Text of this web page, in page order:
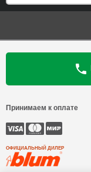
Принимаем к оплате
ОФИЦИАЛЬНЫЙ ДИЛЕР